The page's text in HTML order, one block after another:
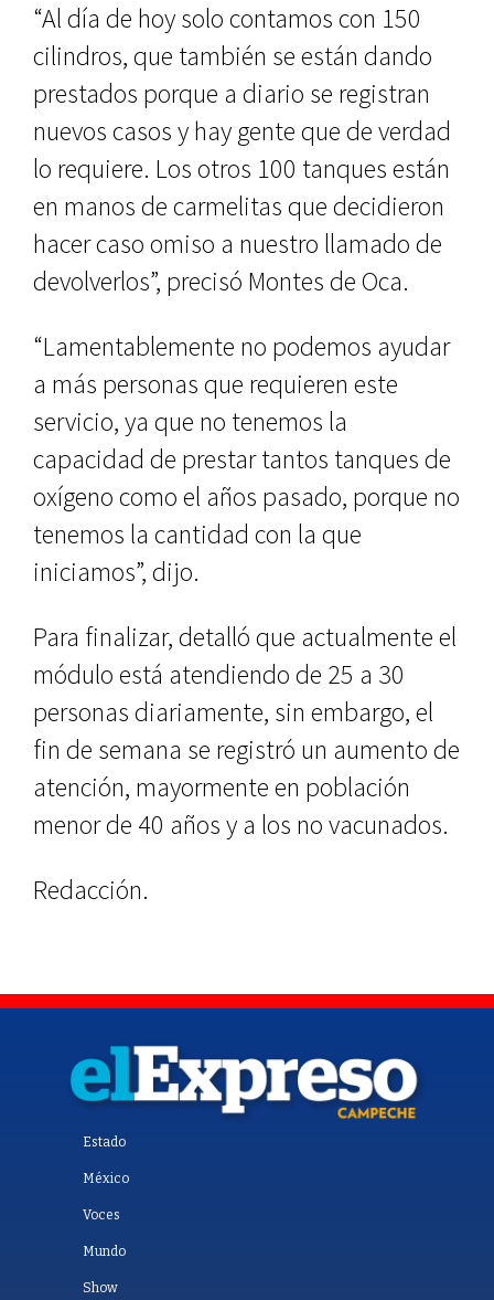
“Al día de hoy solo contamos con 150
cilindros, que también se están dando
prestados porque a diario se registran
nuevos casos y hay gente que de verdad
lo requiere. Los otros 100 tanques están
en manos de carmelitas que decidieron
hacer caso omiso a nuestro llamado de
devolverlos”, precisó Montes de Oca.
“Lamentablemente no podemos ayudar
a más personas que requieren este
servicio, ya que no tenemos la
capacidad de prestar tantos tanques de
oxígeno como el años pasado, porque no
tenemos la cantidad con la que
iniciamos”, dijo.
Para finalizar, detalló que actualmente el
módulo está atendiendo de 25 a 30
personas diariamente, sin embargo, el
fin de semana se registró un aumento de
atención, mayormente en población
menor de 40 años y a los no vacunados.
Redacción.
Estado
México
Voces
Mundo
Show